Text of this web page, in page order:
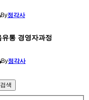
By정각사
통 경영자과정
By정각사
검색